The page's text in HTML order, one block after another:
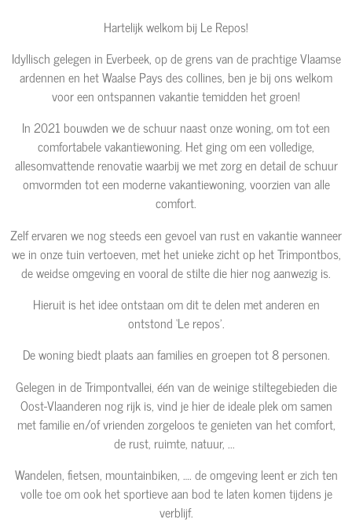
Hartelijk welkom bij Le Repos!
Idyllisch gelegen in Everbeek, op de grens van de prachtige Vlaamse
ardennen en het Waalse Pays des collines, ben je bij ons welkom
voor een ontspannen vakantie temidden het groen!
In 2021 bouwden we de schuur naast onze woning, om tot een
comfortabele vakantiewoning. Het ging om een volledige,
allesomvattende renovatie waarbij we met zorg en detail de schuur
omvormden tot een moderne vakantiewoning, voorzien van alle
comfort.
Zelf ervaren we nog steeds een gevoel van rust en vakantie wanneer
we in onze tuin vertoeven, met het unieke zicht op het Trimpontbos,
de weidse omgeving en vooral de stilte die hier nog aanwezig is.
Hieruit is het idee ontstaan om dit te delen met anderen en
ontstond ‘Le repos’.
De woning biedt plaats aan families en groepen tot 8 personen.
Gelegen in de Trimpontvallei, één van de weinige stiltegebieden die
Oost-Vlaanderen nog rijk is, vind je hier de ideale plek om samen
met familie en/of vrienden zorgeloos te genieten van het comfort,
de rust, ruimte, natuur, ...
Wandelen, fietsen, mountainbiken, …. de omgeving leent er zich ten
volle toe om ook het sportieve aan bod te laten komen tijdens je
verblijf.